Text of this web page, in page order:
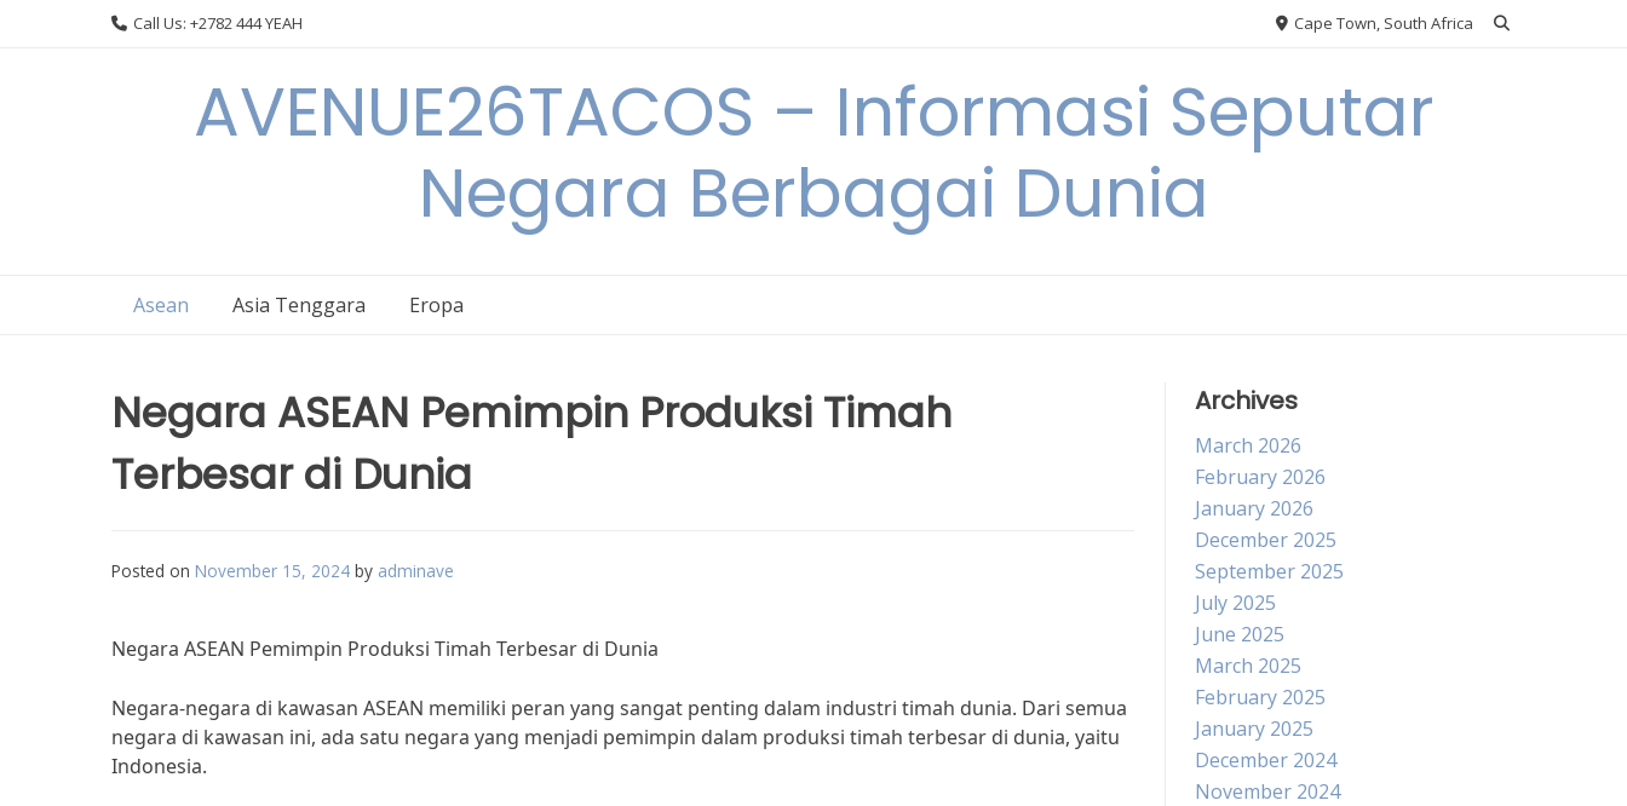
Call Us: +2782 444 YEAH Cape Town, South Africa
AVENUE26TACOS – Informasi Seputar
Negara Berbagai Dunia
Asean Asia Tenggara Eropa
Negara ASEAN Pemimpin Produksi Timah
Terbesar di Dunia
Posted on November 15, 2024 by adminave
Negara ASEAN Pemimpin Produksi Timah Terbesar di Dunia
Negara-negara di kawasan ASEAN memiliki peran yang sangat penting dalam industri timah dunia. Dari semua
negara di kawasan ini, ada satu negara yang menjadi pemimpin dalam produksi timah terbesar di dunia, yaitu
Indonesia.
Archives
March 2026
February 2026
January 2026
December 2025
September 2025
July 2025
June 2025
March 2025
February 2025
January 2025
December 2024
November 2024